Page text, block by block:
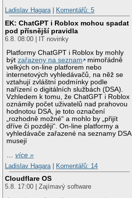
Ladislav Hagara| Komentářů: 5
EK: ChatGPT i Roblox mohou spadat
pod přísnější pravidla
6.8. 08:00 | IT novinky
Platformy ChatGPT i Roblox by mohly
býtzařazeny na seznam
mimořádně
velkých on-line platforem nebo
internetových vyhledávačů, na něž se
vztahují zvláštní podmínky podle
nařízení o digitálních službách (DSA).
Vzhledem k tomu, že ChatGPT i Roblox
oznámily počet uživatelů nad prahovou
hodnotou DSA, je toto označení
„rozhodně možné“ a mohlo by „přijít
dříve či později“. On-line platformy a
vyhledávače zařazené na seznamy DSA
musejí
…více »
Ladislav Hagara | Komentářů: 14
Cloudflare OS
5.8. 17:00 | Zajímavý software